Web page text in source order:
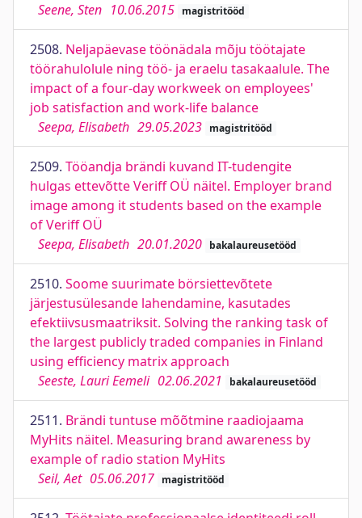
Seene, Sten 10.06.2015 magistritööd
2508. Neljapäevase töönädala mõju töötajate
töörahulolule ning töö- ja eraelu tasakaalule. The
impact of a four-day workweek on employees'
job satisfaction and work-life balance
Seepa, Elisabeth 29.05.2023 magistritööd
2509. Tööandja brändi kuvand IT-tudengite
hulgas ettevõtte Veriff OÜ näitel. Employer brand
image among it students based on the example
of Veriff OÜ
Seepa, Elisabeth 20.01.2020 bakalaureusetööd
2510. Soome suurimate börsiettevõtete
järjestusülesande lahendamine, kasutades
efektiivsusmaatriksit. Solving the ranking task of
the largest publicly traded companies in Finland
using efficiency matrix approach
Seeste, Lauri Eemeli 02.06.2021 bakalaureusetööd
2511. Brändi tuntuse mõõtmine raadiojaama
MyHits näitel. Measuring brand awareness by
example of radio station MyHits
Seil, Aet 05.06.2017 magistritööd